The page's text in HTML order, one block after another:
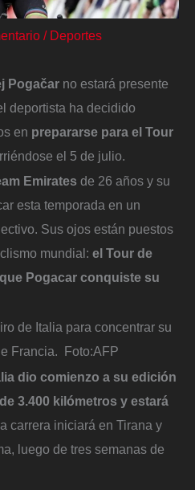
/ Deportes
Pogačar no estará presente
deportista ha decidido
en prepararse para el Tour
el 5 de julio.
Emirates de 26 años y su
esta temporada en un
Sus ojos están puestos
mundial: el Tour de
Pogacar conquiste su
de Italia para concentrar su
Francia. Foto:AFP
dio comienzo a su edición
3.400 kilómetros y estará
carrera iniciará en Tirana y
luego de tres semanas de